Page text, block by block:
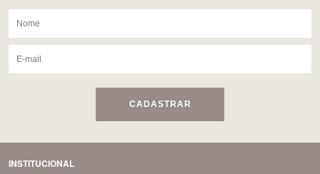
CADASTRAR
INSTITUCIONAL